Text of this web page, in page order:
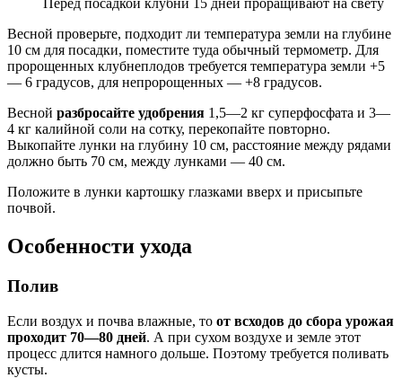
Перед посадкой клубни 15 дней проращивают на свету
Весной проверьте, подходит ли температура земли на глубине
10 см для посадки, поместите туда обычный термометр. Для
пророщенных клубнеплодов требуется температура земли +5
— 6 градусов, для непророщенных — +8 градусов.
Весной разбросайте удобрения 1,5—2 кг суперфосфата и 3—
4 кг калийной соли на сотку, перекопайте повторно.
Выкопайте лунки на глубину 10 см, расстояние между рядами
должно быть 70 см, между лунками — 40 см.
Положите в лунки картошку глазками вверх и присыпьте
почвой.
Особенности ухода
Полив
Если воздух и почва влажные, то от всходов до сбора урожая
проходит 70—80 дней. А при сухом воздухе и земле этот
процесс длится намного дольше. Поэтому требуется поливать
кусты.